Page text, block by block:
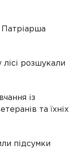
Патріарша
розшукали
із
та їхніх
підсумки